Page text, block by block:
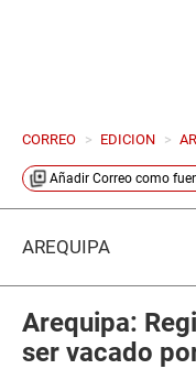
CORREO > EDICION >
Añadir Correo como
AREQUIPA
Arequipa:
ser vacado